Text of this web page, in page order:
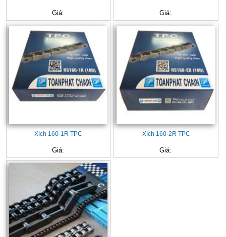
Giá: Giá:
Xích 160-1R TPC
Giá:
Xích 160-2R TPC
Giá: